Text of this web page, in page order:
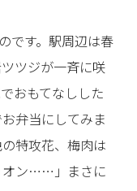
です。駅周辺は春
ツジが一斉に咲
おもてなしした
弁当にしてみま
特攻花、梅肉は
オン……」まさに